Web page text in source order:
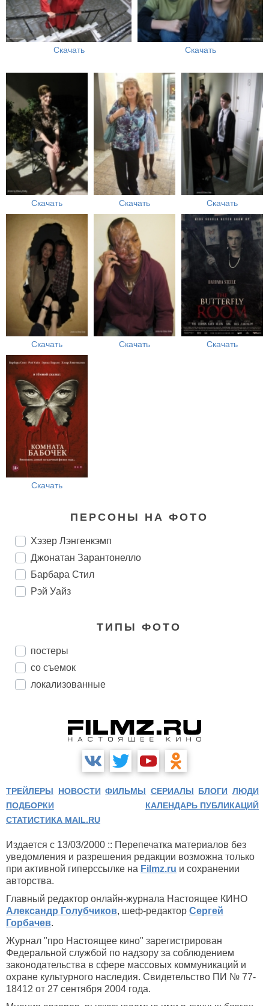
Скачать Скачать
Скачать Скачать Скачать
Скачать Скачать Скачать
Скачать
ПЕРСОНЫ НА ФОТО
Хэзер Лэнгенкэмп
Джонатан Зарантонелло
Барбара Стил
Рэй Уайз
ТИПЫ ФОТО
постеры
со съемок
локализованные
ТРЕЙЛЕРЫ НОВОСТИ ФИЛЬМЫ СЕРИАЛЫ БЛОГИ ЛЮДИ
ПОДБОРКИ
КАЛЕНДАРЬ ПУБЛИКАЦИЙ
СТАТИСТИКА MAIL.RU
Издается с 13/03/2000 :: Перепечатка материалов без
уведомления и разрешения редакции возможна только
при активной гиперссылке на Filmz.ru и сохранении
авторства.
Главный редактор онлайн-журнала Настоящее КИНО
Александр Голубчиков, шеф-редактор Сергей
Горбачев.
Журнал "про Настоящее кино" зарегистрирован
Федеральной службой по надзору за соблюдением
законодательства в сфере массовых коммуникаций и
охране культурного наследия. Свидетельство ПИ № 77-
18412 от 27 сентября 2004 года.